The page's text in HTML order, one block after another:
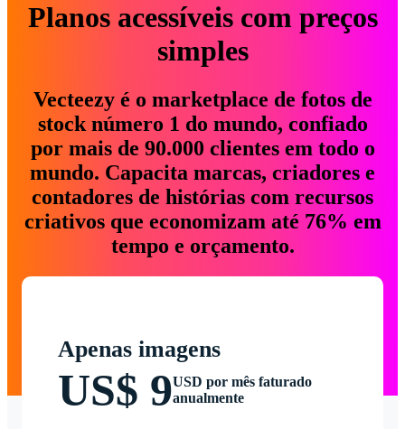
Planos acessíveis com preços
simples
Vecteezy é o marketplace de fotos de
stock número 1 do mundo, confiado
por mais de 90.000 clientes em todo o
mundo. Capacita marcas, criadores e
contadores de histórias com recursos
criativos que economizam até 76% em
tempo e orçamento.
Apenas imagens
US$ 9USD por mês faturado
anualmente